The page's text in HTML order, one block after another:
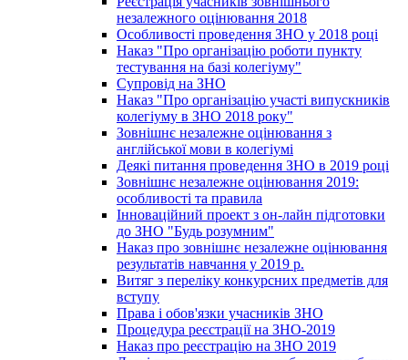
незалежного оцінювання 2018
Особливості проведення ЗНО у 2018 році
Наказ "Про організацію роботи пункту
тестування на базі колегіуму"
Супровід на ЗНО
Наказ "Про організацію участі випускників
колегіуму в ЗНО 2018 року"
Зовнішнє незалежне оцінювання з
англійської мови в колегіумі
Деякі питання проведення ЗНО в 2019 році
Зовнішнє незалежне оцінювання 2019:
особливості та правила
Інноваційний проект з он-лайн підготовки
до ЗНО "Будь розумним"
Наказ про зовнішнє незалежне оцінювання
результатів навчання у 2019 р.
Витяг з переліку конкурсних предметів для
вступу
Права і обов'язки учасників ЗНО
Процедура реєстрації на ЗНО-2019
Наказ про реєстрацію на ЗНО 2019